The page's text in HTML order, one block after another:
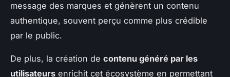
message des marques et génèrent un contenu
authentique, souvent perçu comme plus crédible
par le public.
De plus, la création de contenu généré par les
utilisateurs enrichit cet écosystème en permettant